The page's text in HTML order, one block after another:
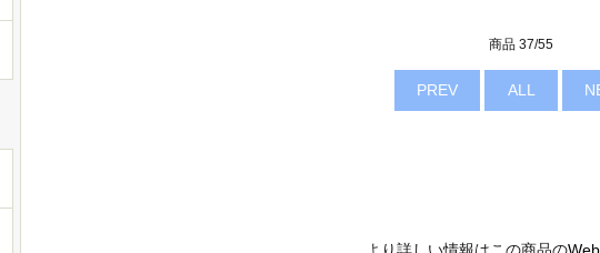
商品 37/55
PREV ALL